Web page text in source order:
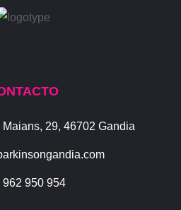
29, 46702 Gandia
962 950 954